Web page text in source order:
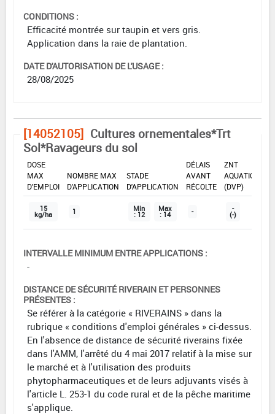
CONDITIONS :
Efficacité montrée sur taupin et vers gris.
Application dans la raie de plantation.
DATE D'AUTORISATION DE L'USAGE :
28/08/2025
[14052105] Cultures ornementales*Trt
Sol*Ravageurs du sol
DOSE
MAX
D'EMPLOI
NOMBRE MAX
D'APPLICATION
STADE
D'APPLICATION
DÉLAIS
AVANT
RÉCOLTE
ZNT
AQUATIQUE
(DVP)
15
kg/ha 1 Min
: 12
Max
: 14 - -
(-)
INTERVALLE MINIMUM ENTRE APPLICATIONS :
-
DISTANCE DE SÉCURITÉ RIVERAIN ET PERSONNES
PRÉSENTES :
Se référer à la catégorie « RIVERAINS » dans la
rubrique « conditions d'emploi générales » ci-dessus.
En l'absence de distance de sécurité riverains fixée
dans l'AMM, l'arrêté du 4 mai 2017 relatif à la mise sur
le marché et à l'utilisation des produits
phytopharmaceutiques et de leurs adjuvants visés à
l'article L. 253-1 du code rural et de la pêche maritime
s'applique.